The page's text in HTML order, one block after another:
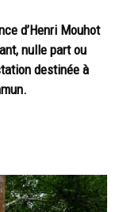
d’Henri Mouhot
nulle part ou
destinée à